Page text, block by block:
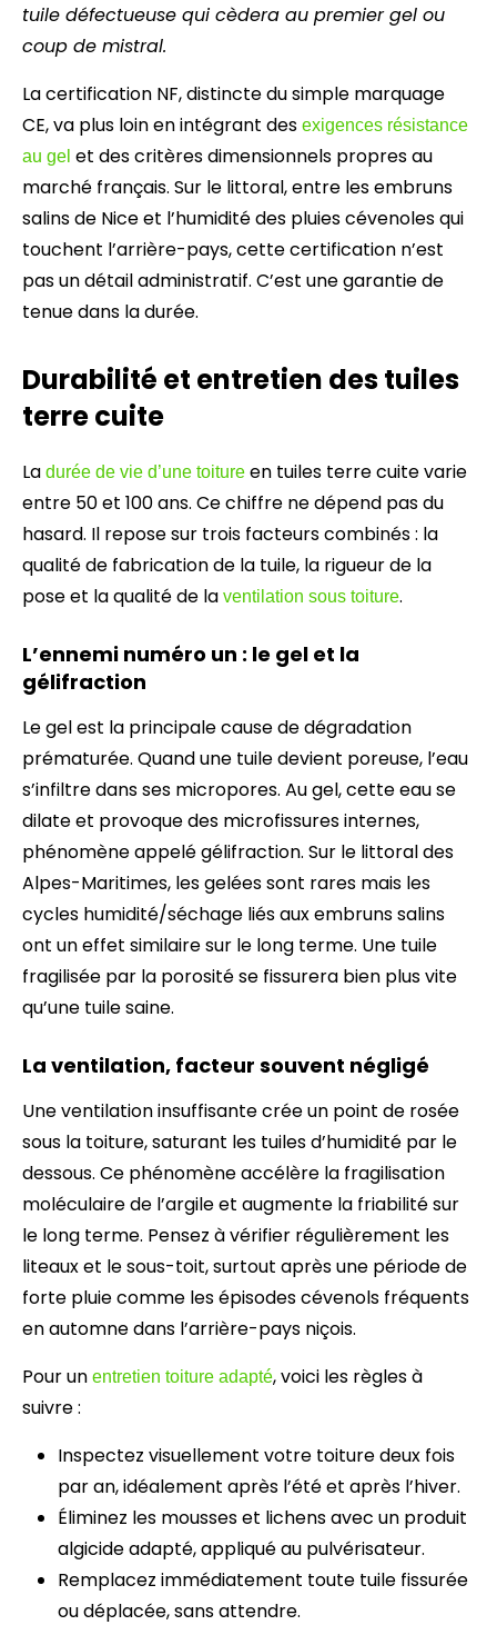
tuile défectueuse qui cèdera au premier gel ou
coup de mistral.
La certification NF, distincte du simple marquage
CE, va plus loin en intégrant des exigences résistance
au gel et des critères dimensionnels propres au
marché français. Sur le littoral, entre les embruns
salins de Nice et l’humidité des pluies cévenoles qui
touchent l’arrière-pays, cette certification n’est
pas un détail administratif. C’est une garantie de
tenue dans la durée.
Durabilité et entretien des tuiles
terre cuite
La durée de vie d’une toiture en tuiles terre cuite varie
entre 50 et 100 ans. Ce chiffre ne dépend pas du
hasard. Il repose sur trois facteurs combinés : la
qualité de fabrication de la tuile, la rigueur de la
pose et la qualité de la ventilation sous toiture.
L’ennemi numéro un : le gel et la
gélifraction
Le gel est la principale cause de dégradation
prématurée. Quand une tuile devient poreuse, l’eau
s’infiltre dans ses micropores. Au gel, cette eau se
dilate et provoque des microfissures internes,
phénomène appelé gélifraction. Sur le littoral des
Alpes-Maritimes, les gelées sont rares mais les
cycles humidité/séchage liés aux embruns salins
ont un effet similaire sur le long terme. Une tuile
fragilisée par la porosité se fissurera bien plus vite
qu’une tuile saine.
La ventilation, facteur souvent négligé
Une ventilation insuffisante crée un point de rosée
sous la toiture, saturant les tuiles d’humidité par le
dessous. Ce phénomène accélère la fragilisation
moléculaire de l’argile et augmente la friabilité sur
le long terme. Pensez à vérifier régulièrement les
liteaux et le sous-toit, surtout après une période de
forte pluie comme les épisodes cévenols fréquents
en automne dans l’arrière-pays niçois.
Pour un entretien toiture adapté, voici les règles à
suivre :
Inspectez visuellement votre toiture deux fois
par an, idéalement après l’été et après l’hiver.
Éliminez les mousses et lichens avec un produit
algicide adapté, appliqué au pulvérisateur.
Remplacez immédiatement toute tuile fissurée
ou déplacée, sans attendre.